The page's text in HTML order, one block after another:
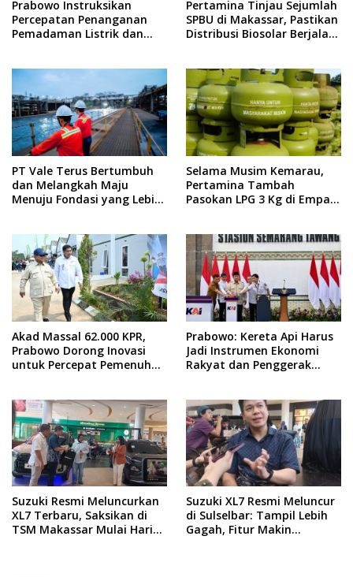
Prabowo Instruksikan
Percepatan Penanganan
Pemadaman Listrik dan
Pertamina Tinjau Sejumlah
SPBU di Makassar, Pastikan
Distribusi Biosolar Berjalan
PT Vale Terus Bertumbuh
dan Melangkah Maju
Menuju Fondasi yang Lebih
Selama Musim Kemarau,
Pertamina Tambah
Pasokan LPG 3 Kg di Empat
Akad Massal 62.000 KPR,
Prabowo Dorong Inovasi
untuk Percepat Pemenuhan
Prabowo: Kereta Api Harus
Jadi Instrumen Ekonomi
Rakyat dan Penggerak
Suzuki Resmi Meluncurkan
XL7 Terbaru, Saksikan di
TSM Makassar Mulai Hari
Suzuki XL7 Resmi Meluncur
di Sulselbar: Tampil Lebih
Gagah, Fitur Makin